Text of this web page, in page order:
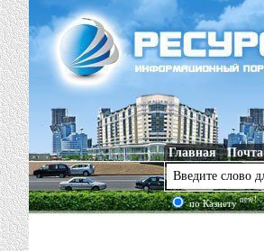
Главная Почта
по Казнетуnew!